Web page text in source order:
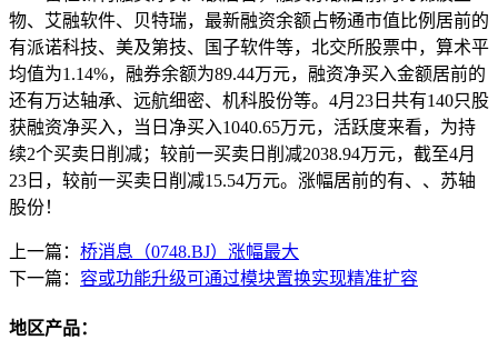
物、艾融软件、贝特瑞，最新融资余额占畅通市值比例居前的
有派诺科技、美及第技、国子软件等，北交所股票中，算术平
均值为1.14%，融券余额为89.44万元，融资净买入金额居前的
还有万达轴承、远航细密、机科股份等。4月23日共有140只股
获融资净买入，当日净买入1040.65万元，活跃度来看，为持
续2个买卖日削减；较前一买卖日削减2038.94万元，截至4月
23日，较前一买卖日削减15.54万元。涨幅居前的有、、苏轴
股份！
上一篇： 桥消息（0748.BJ）涨幅最大
下一篇： 容或功能升级可通过模块置换实现精准扩容
地区产品：